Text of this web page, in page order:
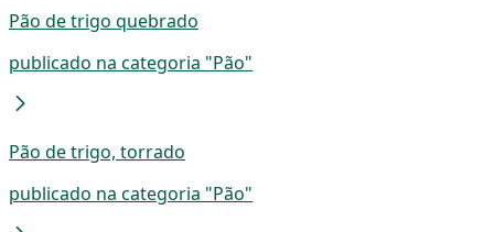
Pão de trigo quebrado
publicado na categoria "Pão"
Pão de trigo, torrado
publicado na categoria "Pão"